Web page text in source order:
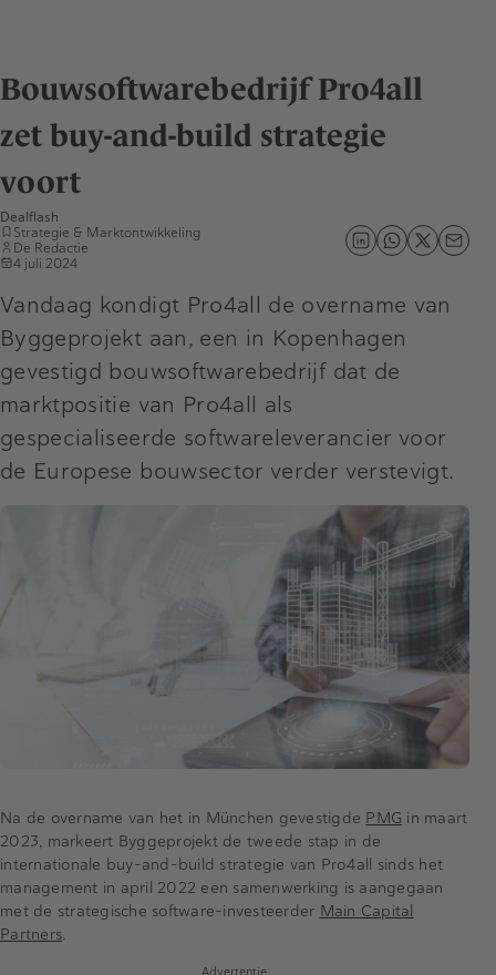
Bouwsoftwarebedrijf Pro4all
zet buy-and-build strategie
voort
Dealflash
Strategie & Marktontwikkeling
De Redactie
4 juli 2024
Vandaag kondigt Pro4all de overname van
Byggeprojekt aan, een in Kopenhagen
gevestigd bouwsoftwarebedrijf dat de
marktpositie van Pro4all als
gespecialiseerde softwareleverancier voor
de Europese bouwsector verder verstevigt.
Na de overname van het in München gevestigde PMG in maart
2023, markeert Byggeprojekt de tweede stap in de
internationale buy-and-build strategie van Pro4all sinds het
management in april 2022 een samenwerking is aangegaan
met de strategische software-investeerder Main Capital
Partners.
Advertentie